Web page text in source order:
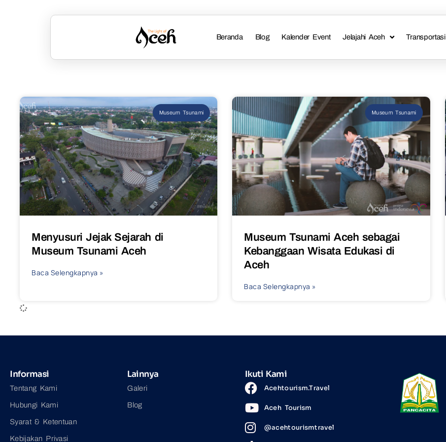
Beranda Blog Kalender Event Jelajahi Aceh Transportasi
Museum Tsunami
Menyusuri Jejak Sejarah di
Museum Tsunami Aceh
Baca Selengkapnya »
Museum Tsunami
Museum Tsunami Aceh sebagai
Kebanggaan Wisata Edukasi di
Aceh
Baca Selengkapnya »
Informasi
Tentang Kami
Hubungi Kami
Syarat & Ketentuan
Kebijakan Privasi
Lainnya
Galeri
Blog
Ikuti Kami
Acehtourism.Travel
Aceh Tourism
@acehtourismtravel